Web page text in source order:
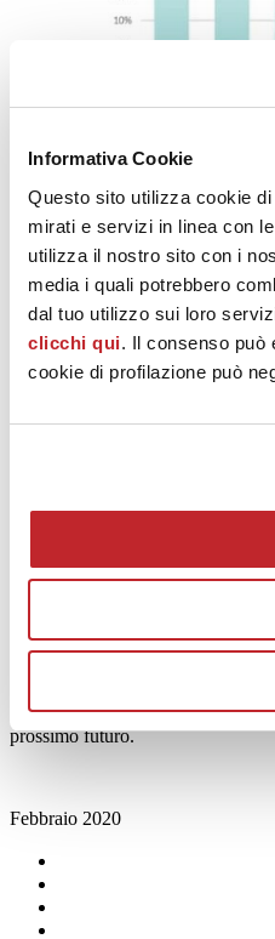
Informativa Cookie
Questo sito utilizza cookie
mirati e servizi in linea con
utilizza il nostro sito con i
media i quali potrebbero
dal tuo utilizzo sui loro
clicchi qui. Il consenso può
cookie di profilazione può
perché quelli esistenti sul nostro
nuove norme di sicurezza e a
loro manutenzione e
degli impianti italiani di Serie A
2017-2018 è di 61 anni e la
da anni lavori di rinnovamento e
sicurezza. Da ciò si capisce
margini d’intervento
considera che, in Italia, negli
milioni di euro di manutenzione
euro investiti negli stadi del resto
le società di calcio stanno
diversificati al fine di generare
la durata e l’andamento del
diventano vere e proprie
stadio, alberghi, centri medici
temporanee, oltre a zone verdi e
delle funzioni e al coinvolgimento
attori principali e trainanti di
destinato ad essere uno tra i più
prossimo futuro.
Febbraio 2020